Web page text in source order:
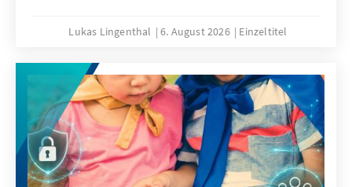
Lukas Lingenthal 6. August 2026 Einzeltitel